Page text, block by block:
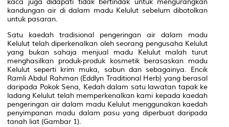
kaca juga didapati tidak bertindak untuk mengurangkan
kandungan air di dalam madu Kelulut sebelum dibotolkan
untuk pasaran.
Satu kaedah tradisional pengeringan air dalam madu
Kelulut telah diperkenalkan oleh seorang pengusaha Kelulut
yang bukan sahaja menjual madu Kelulut malah turut
menghasilkan produk-produk kosmetik berasaskan madu
Kelulut seperti krim muka, sabun dan sebagainya. Encik
Ramli Abdul Rahman (Eddlyn Traditional Herb) yang berasal
daripada Pokok Sena, Kedah dalam satu lawatan tapak ke
ladang Kelulut telah memperkenalkan kami kepada kaedah
pengeringan air dalam madu Kelulut menggunakan kaedah
penyimpanan madu dalam pasu yang diperbuat daripada
tanah liat (Gambar 1).